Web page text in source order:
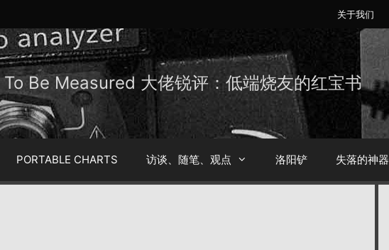
关于我们
Be Measured 大佬锐评：低端烧友的红宝书
PORTABLE CHARTS 访谈、随笔、观点 洛阳铲 失落的神器